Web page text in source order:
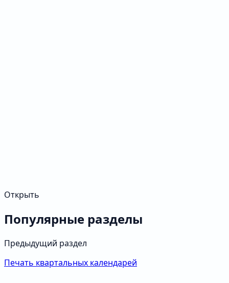
Открыть
Популярные разделы
Предыдущий раздел
Печать квартальных календарей